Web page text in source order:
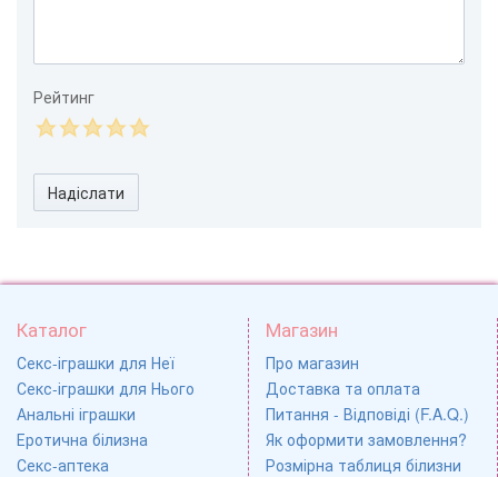
Рейтинг
Надіслати
Каталог
Секс-іграшки для Неї
Секс-іграшки для Нього
Анальні іграшки
Еротична білизна
Секс-аптека
Магазин
Про магазин
Доставка та оплата
Питання - Відповіді (F.A.Q.)
Як оформити замовлення?
Розмірна таблиця білизни